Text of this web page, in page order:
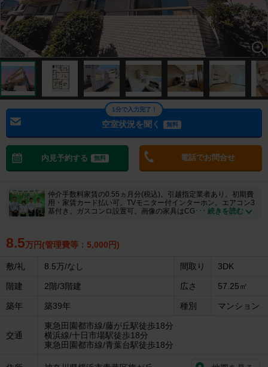
空室状況を聞く 無料
1分で入力完了！
内見予約する 無料 電話でお問合せ
仲介手数料家賃の0.55ヵ月分(税込)。引越指定業者あり。初期費
用・家賃カード払い可。TVモニター付インターホン。エアコン3
基付き。ガスコンロ設置可。画像の家具はCG･･･ 続きを読む
8.5万円(管理費等：5,000円)
敷/礼 8.5万/なし 間取り 3DK
階建 2階/3階建 広さ 57.25㎡
築年 築39年 種別 マンション
交通
東急田園都市線/藤が丘駅徒歩18分
横浜線/十日市場駅徒歩18分
東急田園都市線/青葉台駅徒歩18分